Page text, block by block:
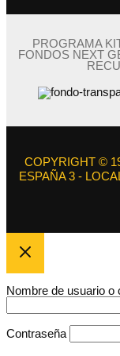
PROGRAMA
FONDOS NEXT
COPYRIGHT ©
ESPAÑA 3 -
Nombre de usuario o
Contraseña